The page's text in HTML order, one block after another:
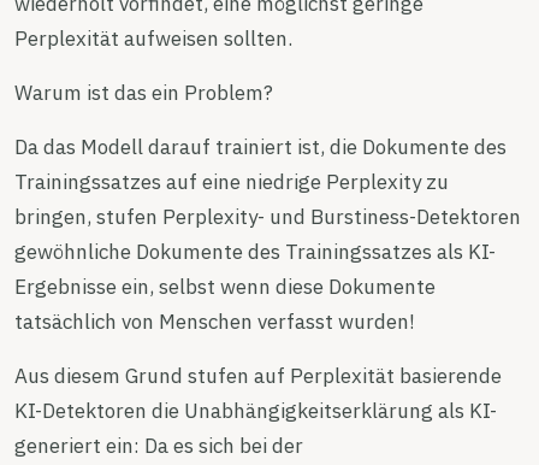
Perplexität aufweisen sollten.
Warum ist das ein Problem?
Da das Modell darauf trainiert ist, die Dokumente des
Trainingssatzes auf eine niedrige Perplexity zu
bringen, stufen Perplexity- und Burstiness-Detektoren
gewöhnliche Dokumente des Trainingssatzes als KI-
Ergebnisse ein, selbst wenn diese Dokumente
tatsächlich von Menschen verfasst wurden!
Aus diesem Grund stufen auf Perplexität basierende
KI-Detektoren die Unabhängigkeitserklärung als KI-
generiert ein: Da es sich bei der